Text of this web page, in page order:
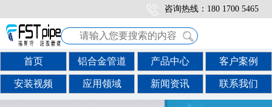
咨询热线：180 1700 5465
首页 铝合金管道 产品中心 客户案例
安装视频 应用领域 新闻资讯 联系我们